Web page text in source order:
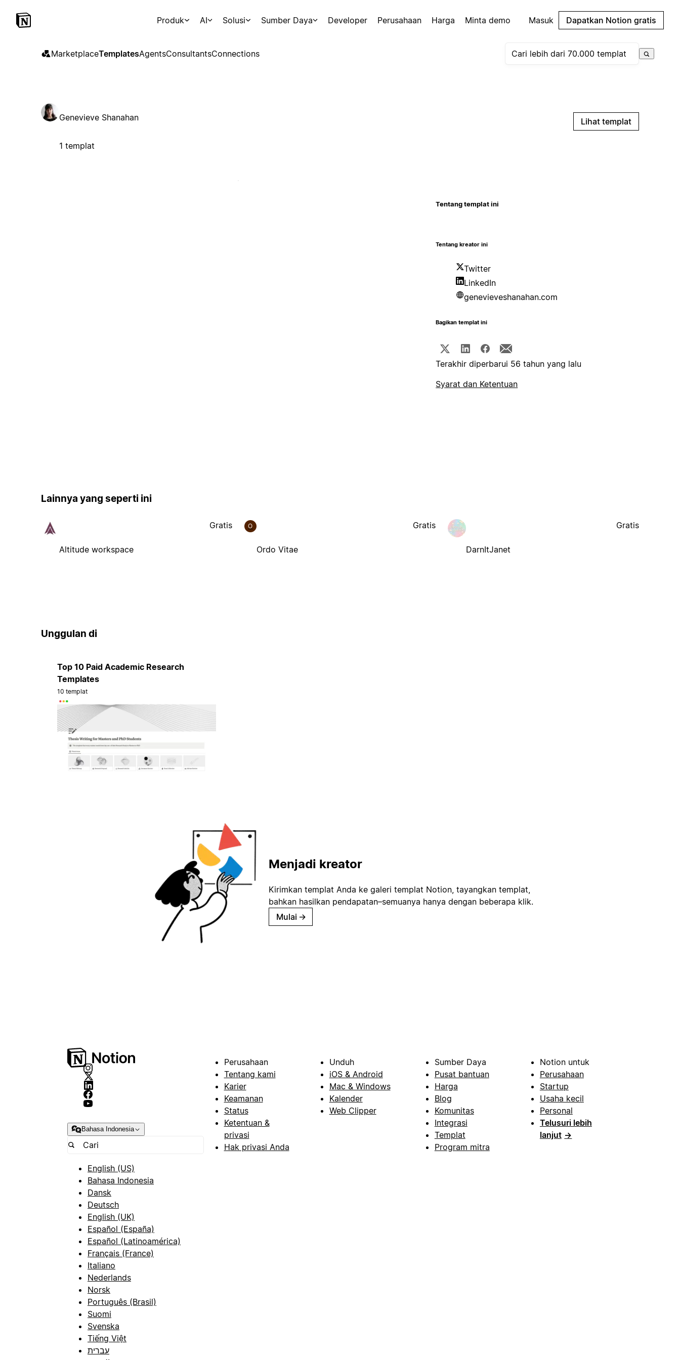
Produk AI Solusi Sumber Daya Developer Perusahaan Harga Minta demo Masuk Dapatkan Notion gratis
MarketplaceTemplatesAgentsConsultantsConnections
Genevieve Shanahan
1 templat
Lihat templat
Tentang templat ini
Tentang kreator ini
Twitter
LinkedIn
genevieveshanahan.com
Bagikan templat ini
Terakhir diperbarui 56 tahun yang lalu
Syarat dan Ketentuan
Lainnya yang seperti ini
Altitude workspace
Gratis O
Ordo Vitae
Gratis
DarnItJanet
Gratis
Unggulan di
Top 10 Paid Academic Research
Templates
10 templat
Menjadi kreator
Kirimkan templat Anda ke galeri templat Notion, tayangkan templat,
bahkan hasilkan pendapatan–semuanya hanya dengan beberapa klik.
Mulai →
Bahasa Indonesia
English (US)
Bahasa Indonesia
Dansk
Deutsch
English (UK)
Español (España)
Español (Latinoamérica)
Français (France)
Italiano
Nederlands
Norsk
Português (Brasil)
Suomi
Svenska
Tiếng Việt
עברית
Perusahaan
Tentang kami
Karier
Keamanan
Status
Ketentuan &
privasi
Hak privasi Anda
Unduh
iOS & Android
Mac & Windows
Kalender
Web Clipper
Sumber Daya
Pusat bantuan
Harga
Blog
Komunitas
Integrasi
Templat
Program mitra
Notion untuk
Perusahaan
Startup
Usaha kecil
Personal
Telusuri lebih
lanjut →